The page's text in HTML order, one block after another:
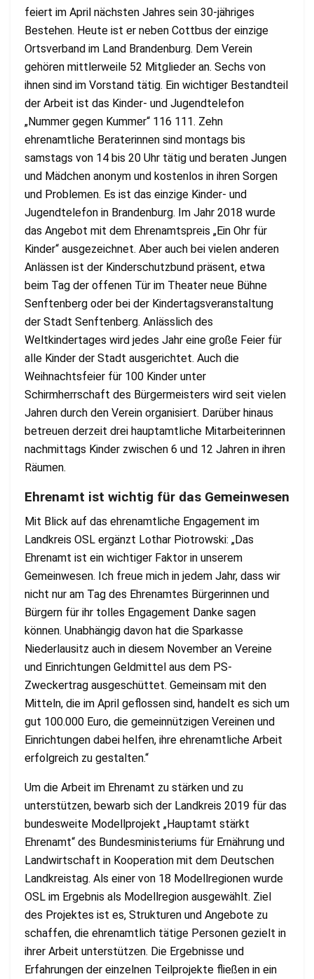
feiert im April nächsten Jahres sein 30-jähriges
Bestehen. Heute ist er neben Cottbus der einzige
Ortsverband im Land Brandenburg. Dem Verein
gehören mittlerweile 52 Mitglieder an. Sechs von
ihnen sind im Vorstand tätig. Ein wichtiger Bestandteil
der Arbeit ist das Kinder- und Jugendtelefon
„Nummer gegen Kummer“ 116 111. Zehn
ehrenamtliche Beraterinnen sind montags bis
samstags von 14 bis 20 Uhr tätig und beraten Jungen
und Mädchen anonym und kostenlos in ihren Sorgen
und Problemen. Es ist das einzige Kinder- und
Jugendtelefon in Brandenburg. Im Jahr 2018 wurde
das Angebot mit dem Ehrenamtspreis „Ein Ohr für
Kinder“ ausgezeichnet. Aber auch bei vielen anderen
Anlässen ist der Kinderschutzbund präsent, etwa
beim Tag der offenen Tür im Theater neue Bühne
Senftenberg oder bei der Kindertagsveranstaltung
der Stadt Senftenberg. Anlässlich des
Weltkindertages wird jedes Jahr eine große Feier für
alle Kinder der Stadt ausgerichtet. Auch die
Weihnachtsfeier für 100 Kinder unter
Schirmherrschaft des Bürgermeisters wird seit vielen
Jahren durch den Verein organisiert. Darüber hinaus
betreuen derzeit drei hauptamtliche Mitarbeiterinnen
nachmittags Kinder zwischen 6 und 12 Jahren in ihren
Räumen.
Ehrenamt ist wichtig für das Gemeinwesen
Mit Blick auf das ehrenamtliche Engagement im
Landkreis OSL ergänzt Lothar Piotrowski: „Das
Ehrenamt ist ein wichtiger Faktor in unserem
Gemeinwesen. Ich freue mich in jedem Jahr, dass wir
nicht nur am Tag des Ehrenamtes Bürgerinnen und
Bürgern für ihr tolles Engagement Danke sagen
können. Unabhängig davon hat die Sparkasse
Niederlausitz auch in diesem November an Vereine
und Einrichtungen Geldmittel aus dem PS-
Zweckertrag ausgeschüttet. Gemeinsam mit den
Mitteln, die im April geflossen sind, handelt es sich um
gut 100.000 Euro, die gemeinnützigen Vereinen und
Einrichtungen dabei helfen, ihre ehrenamtliche Arbeit
erfolgreich zu gestalten.“
Um die Arbeit im Ehrenamt zu stärken und zu
unterstützen, bewarb sich der Landkreis 2019 für das
bundesweite Modellprojekt „Hauptamt stärkt
Ehrenamt“ des Bundesministeriums für Ernährung und
Landwirtschaft in Kooperation mit dem Deutschen
Landkreistag. Als einer von 18 Modellregionen wurde
OSL im Ergebnis als Modellregion ausgewählt. Ziel
des Projektes ist es, Strukturen und Angebote zu
schaffen, die ehrenamtlich tätige Personen gezielt in
ihrer Arbeit unterstützen. Die Ergebnisse und
Erfahrungen der einzelnen Teilprojekte fließen in ein